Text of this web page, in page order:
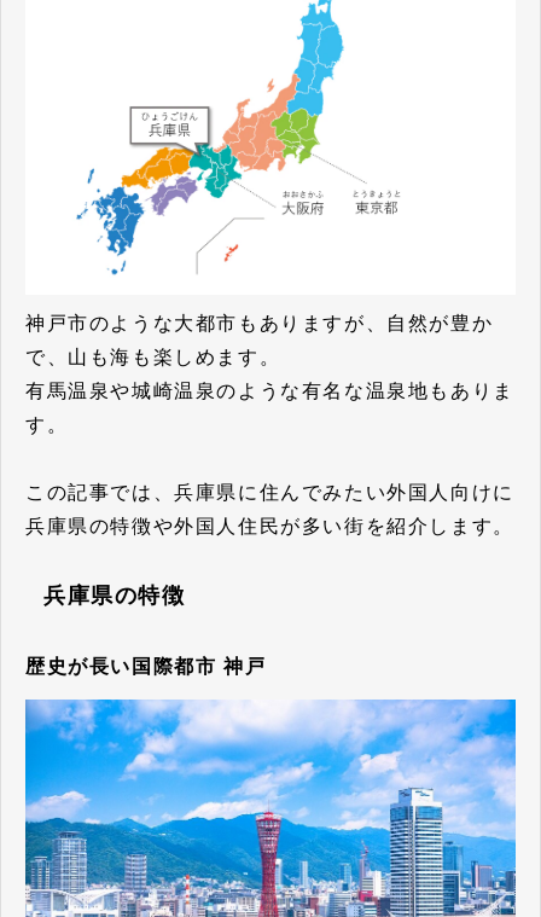
神戸市のような大都市もありますが、自然が豊か
で、山も海も楽しめます。
有馬温泉や城崎温泉のような有名な温泉地もありま
す。
この記事では、兵庫県に住んでみたい外国人向けに
兵庫県の特徴や外国人住民が多い街を紹介します。
兵庫県の特徴​​​​​​​
歴史が長い国際都市 神戸